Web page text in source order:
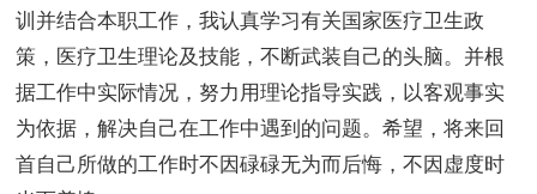
训并结合本职工作，我认真学习有关国家医疗卫生政
策，医疗卫生理论及技能，不断武装自己的头脑。并根
据工作中实际情况，努力用理论指导实践，以客观事实
为依据，解决自己在工作中遇到的问题。希望，将来回
首自己所做的工作时不因碌碌无为而后悔，不因虚度时